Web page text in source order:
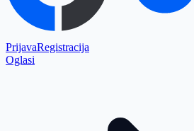
PrijavaRegistracija
Oglasi